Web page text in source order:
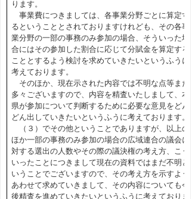
ります。
事業費につきましては、各事業分野ごとに算定す
るということとされておりますけれども、その各事
業分野の一部の事務のみ参加の場合、そういった場
合にはその参加した割合に応じて分賦金を算定する
こととするよう検討を求めていきたいというふうに
考えております。
そのほか、現在示された内容では不明な点等まだ
多々ございますので、内容を精査いたしまして、本
県が参加について判断するために必要な意見をどん
どん出していきたいというふうに考えております。
（３）でその他ということでありますが、以上の
ほか一部の事務のみ参加の場合の広域連合の議会に
対する選出の人数やその際の議決権の考え方、こう
いったことにつきまして現在の資料ではまだ不明と
いうことでございますので、その考え方を示すよう
あわせて求めていきまして、その内容についても今
後精査を進めていきたいというふうに考えておりま